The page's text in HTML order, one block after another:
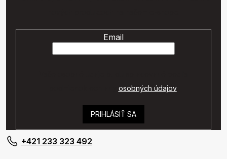
Email
osobných údajov.
PRIHLÁSIŤ SA
+421 233 323 492